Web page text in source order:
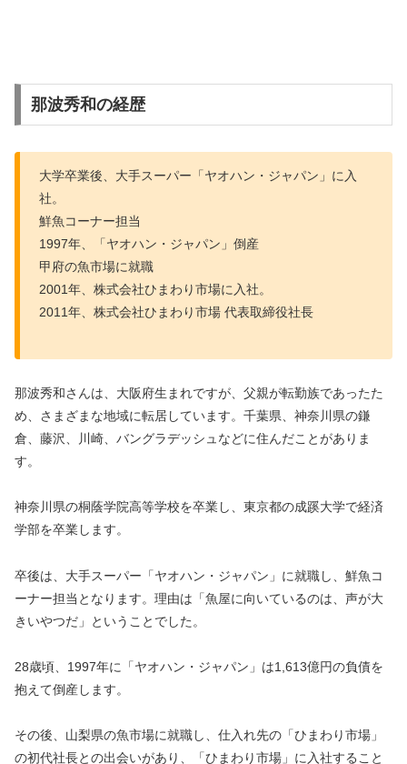
那波秀和の経歴
大学卒業後、大手スーパー「ヤオハン・ジャパン」に入
社。
鮮魚コーナー担当
1997年、「ヤオハン・ジャパン」倒産
甲府の魚市場に就職
2001年、株式会社ひまわり市場に入社。
2011年、 株式会社ひまわり市場 代表取締役社長
那波秀和さんは、大阪府生まれですが、父親が転勤族であったた
め、さまざまな地域に転居しています。千葉県、神奈川県の鎌
倉、藤沢、川崎、バングラデッシュなどに住んだことがありま
す。
神奈川県の桐蔭学院高等学校を卒業し、東京都の成蹊大学で経済
学部を卒業します。
卒後は、大手スーパー「ヤオハン・ジャパン」に就職し、鮮魚コ
ーナー担当となります。理由は「魚屋に向いているのは、声が大
きいやつだ」ということでした。
28歳頃、1997年に
「ヤオハン・ジャパン」は1,613億円の負債を
抱えて倒産します。
その後、山梨県の魚市場に就職し、仕入れ先の「ひまわり市場」
の初代社長との出会いがあり、「ひまわり市場」に入社すること